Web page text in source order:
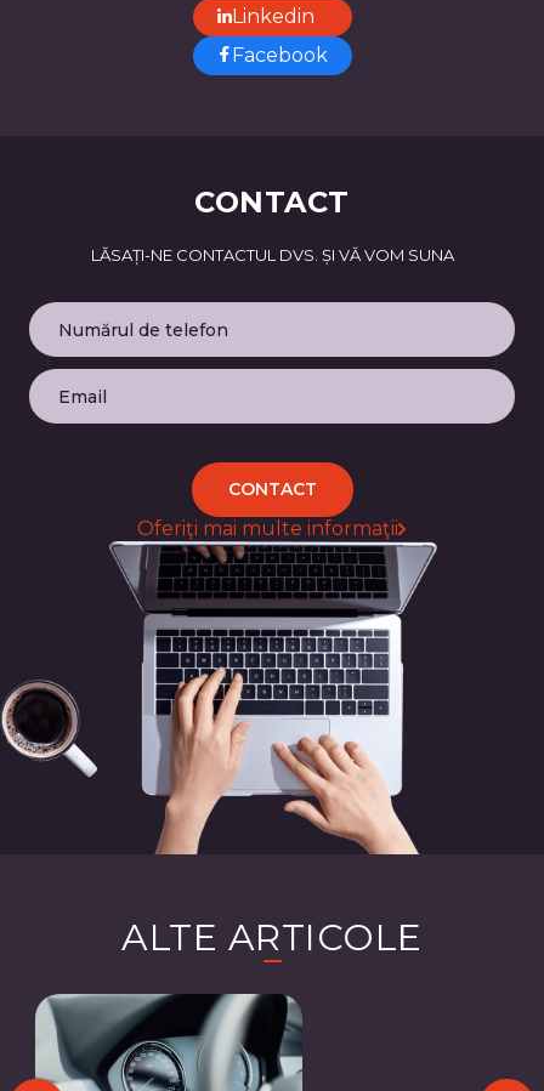
Linkedin
Facebook
CONTACT
LĂSAȚI-NE CONTACTUL DVS. ȘI VĂ VOM SUNA
Oferiţi mai multe informaţii
CONTACT
ALTE ARTICOLE